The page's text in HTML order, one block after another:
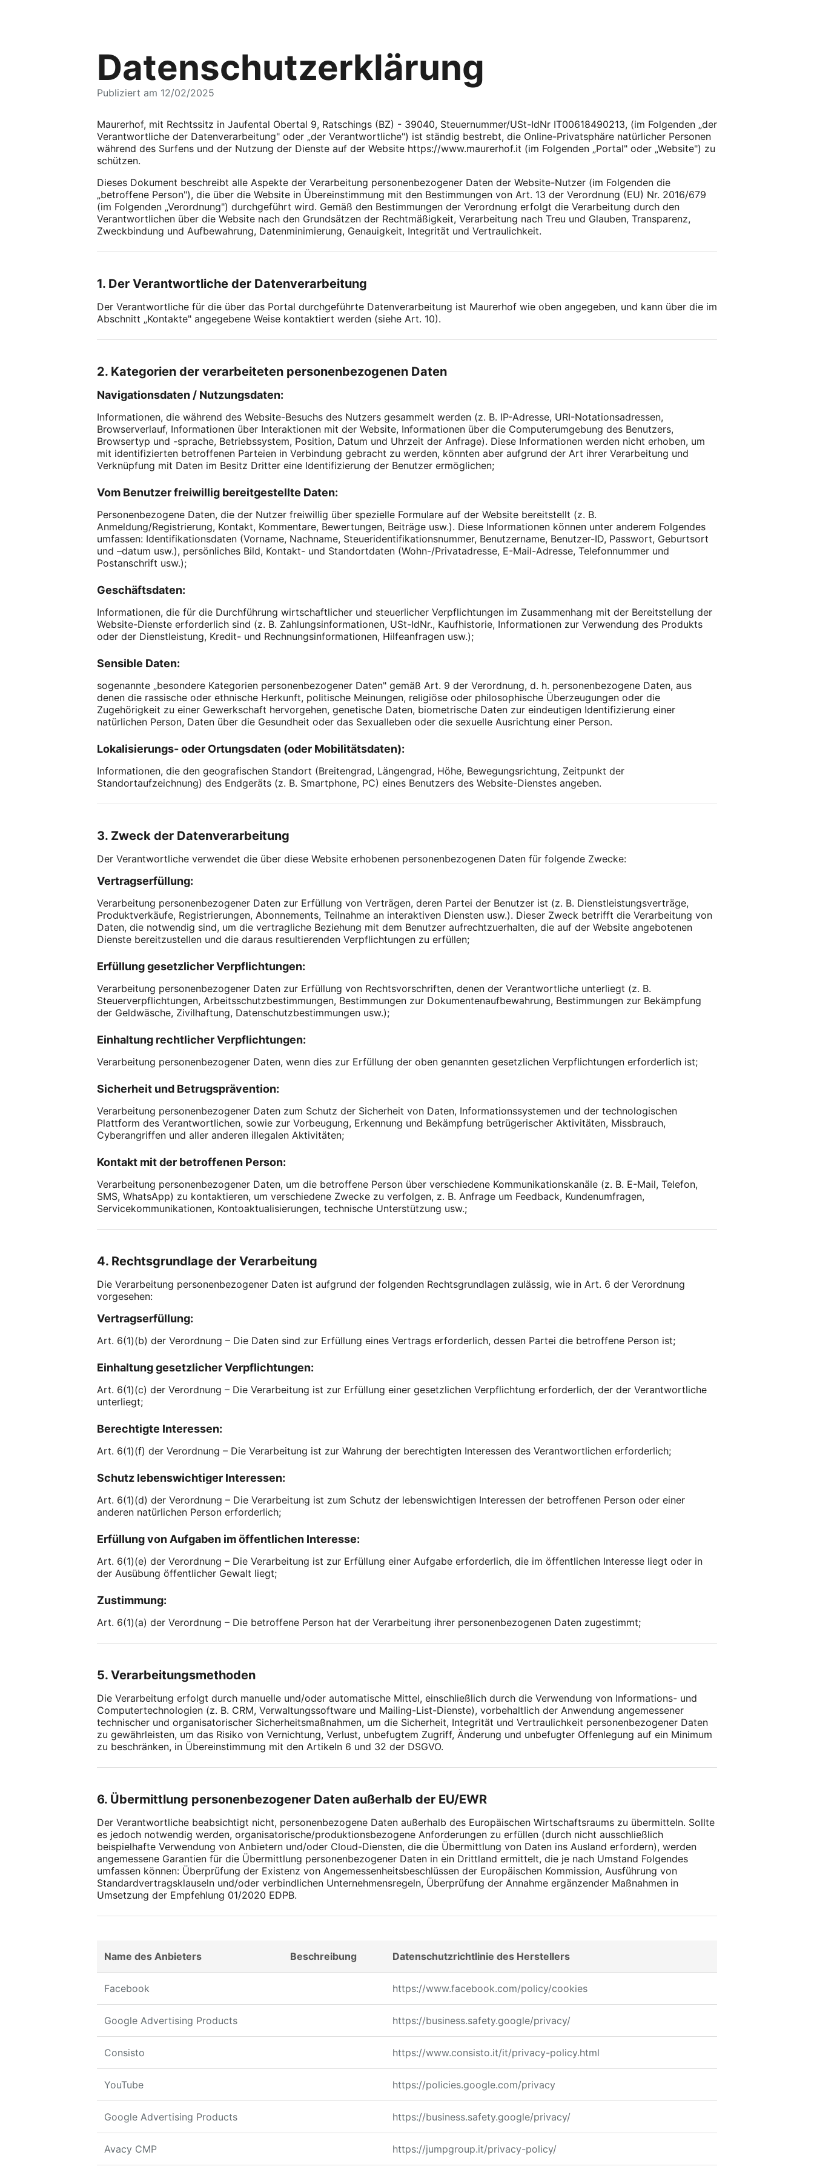
Datenschutzerklärung
Publiziert am 12/02/2025
Maurerhof, mit Rechtssitz in Jaufental Obertal 9, Ratschings (BZ) - 39040, Steuernummer/USt-IdNr IT00618490213, (im Folgenden „der
Verantwortliche der Datenverarbeitung" oder „der Verantwortliche") ist ständig bestrebt, die Online-Privatsphäre natürlicher Personen
während des Surfens und der Nutzung der Dienste auf der Website https://www.maurerhof.it (im Folgenden „Portal" oder „Website") zu
schützen.
Dieses Dokument beschreibt alle Aspekte der Verarbeitung personenbezogener Daten der Website-Nutzer (im Folgenden die
„betroffene Person"), die über die Website in Übereinstimmung mit den Bestimmungen von Art. 13 der Verordnung (EU) Nr. 2016/679
(im Folgenden „Verordnung") durchgeführt wird. Gemäß den Bestimmungen der Verordnung erfolgt die Verarbeitung durch den
Verantwortlichen über die Website nach den Grundsätzen der Rechtmäßigkeit, Verarbeitung nach Treu und Glauben, Transparenz,
Zweckbindung und Aufbewahrung, Datenminimierung, Genauigkeit, Integrität und Vertraulichkeit.
1. Der Verantwortliche der Datenverarbeitung
Der Verantwortliche für die über das Portal durchgeführte Datenverarbeitung ist Maurerhof wie oben angegeben, und kann über die im
Abschnitt „Kontakte" angegebene Weise kontaktiert werden (siehe Art. 10).
2. Kategorien der verarbeiteten personenbezogenen Daten
Navigationsdaten / Nutzungsdaten:
Informationen, die während des Website-Besuchs des Nutzers gesammelt werden (z. B. IP-Adresse, URI-Notationsadressen,
Browserverlauf, Informationen über Interaktionen mit der Website, Informationen über die Computerumgebung des Benutzers,
Browsertyp und -sprache, Betriebssystem, Position, Datum und Uhrzeit der Anfrage). Diese Informationen werden nicht erhoben, um
mit identifizierten betroffenen Parteien in Verbindung gebracht zu werden, könnten aber aufgrund der Art ihrer Verarbeitung und
Verknüpfung mit Daten im Besitz Dritter eine Identifizierung der Benutzer ermöglichen;
Vom Benutzer freiwillig bereitgestellte Daten:
Personenbezogene Daten, die der Nutzer freiwillig über spezielle Formulare auf der Website bereitstellt (z. B.
Anmeldung/Registrierung, Kontakt, Kommentare, Bewertungen, Beiträge usw.). Diese Informationen können unter anderem Folgendes
umfassen: Identifikationsdaten (Vorname, Nachname, Steueridentifikationsnummer, Benutzername, Benutzer-ID, Passwort, Geburtsort
und –datum usw.), persönliches Bild, Kontakt- und Standortdaten (Wohn-/Privatadresse, E-Mail-Adresse, Telefonnummer und
Postanschrift usw.);
Geschäftsdaten:
Informationen, die für die Durchführung wirtschaftlicher und steuerlicher Verpflichtungen im Zusammenhang mit der Bereitstellung der
Website-Dienste erforderlich sind (z. B. Zahlungsinformationen, USt-IdNr., Kaufhistorie, Informationen zur Verwendung des Produkts
oder der Dienstleistung, Kredit- und Rechnungsinformationen, Hilfeanfragen usw.);
Sensible Daten:
sogenannte „besondere Kategorien personenbezogener Daten" gemäß Art. 9 der Verordnung, d. h. personenbezogene Daten, aus
denen die rassische oder ethnische Herkunft, politische Meinungen, religiöse oder philosophische Überzeugungen oder die
Zugehörigkeit zu einer Gewerkschaft hervorgehen, genetische Daten, biometrische Daten zur eindeutigen Identifizierung einer
natürlichen Person, Daten über die Gesundheit oder das Sexualleben oder die sexuelle Ausrichtung einer Person.
Lokalisierungs- oder Ortungsdaten (oder Mobilitätsdaten):
Informationen, die den geografischen Standort (Breitengrad, Längengrad, Höhe, Bewegungsrichtung, Zeitpunkt der
Standortaufzeichnung) des Endgeräts (z. B. Smartphone, PC) eines Benutzers des Website-Dienstes angeben.
3. Zweck der Datenverarbeitung
Der Verantwortliche verwendet die über diese Website erhobenen personenbezogenen Daten für folgende Zwecke:
Vertragserfüllung:
Verarbeitung personenbezogener Daten zur Erfüllung von Verträgen, deren Partei der Benutzer ist (z. B. Dienstleistungsverträge,
Produktverkäufe, Registrierungen, Abonnements, Teilnahme an interaktiven Diensten usw.). Dieser Zweck betrifft die Verarbeitung von
Daten, die notwendig sind, um die vertragliche Beziehung mit dem Benutzer aufrechtzuerhalten, die auf der Website angebotenen
Dienste bereitzustellen und die daraus resultierenden Verpflichtungen zu erfüllen;
Erfüllung gesetzlicher Verpflichtungen:
Verarbeitung personenbezogener Daten zur Erfüllung von Rechtsvorschriften, denen der Verantwortliche unterliegt (z. B.
Steuerverpflichtungen, Arbeitsschutzbestimmungen, Bestimmungen zur Dokumentenaufbewahrung, Bestimmungen zur Bekämpfung
der Geldwäsche, Zivilhaftung, Datenschutzbestimmungen usw.);
Einhaltung rechtlicher Verpflichtungen:
Verarbeitung personenbezogener Daten, wenn dies zur Erfüllung der oben genannten gesetzlichen Verpflichtungen erforderlich ist;
Sicherheit und Betrugsprävention:
Verarbeitung personenbezogener Daten zum Schutz der Sicherheit von Daten, Informationssystemen und der technologischen
Plattform des Verantwortlichen, sowie zur Vorbeugung, Erkennung und Bekämpfung betrügerischer Aktivitäten, Missbrauch,
Cyberangriffen und aller anderen illegalen Aktivitäten;
Kontakt mit der betroffenen Person:
Verarbeitung personenbezogener Daten, um die betroffene Person über verschiedene Kommunikationskanäle (z. B. E-Mail, Telefon,
SMS, WhatsApp) zu kontaktieren, um verschiedene Zwecke zu verfolgen, z. B. Anfrage um Feedback, Kundenumfragen,
Servicekommunikationen, Kontoaktualisierungen, technische Unterstützung usw.;
4. Rechtsgrundlage der Verarbeitung
Die Verarbeitung personenbezogener Daten ist aufgrund der folgenden Rechtsgrundlagen zulässig, wie in Art. 6 der Verordnung
vorgesehen:
Vertragserfüllung:
Art. 6(1)(b) der Verordnung – Die Daten sind zur Erfüllung eines Vertrags erforderlich, dessen Partei die betroffene Person ist;
Einhaltung gesetzlicher Verpflichtungen:
Art. 6(1)(c) der Verordnung – Die Verarbeitung ist zur Erfüllung einer gesetzlichen Verpflichtung erforderlich, der der Verantwortliche
unterliegt;
Berechtigte Interessen:
Art. 6(1)(f) der Verordnung – Die Verarbeitung ist zur Wahrung der berechtigten Interessen des Verantwortlichen erforderlich;
Schutz lebenswichtiger Interessen:
Art. 6(1)(d) der Verordnung – Die Verarbeitung ist zum Schutz der lebenswichtigen Interessen der betroffenen Person oder einer
anderen natürlichen Person erforderlich;
Erfüllung von Aufgaben im öffentlichen Interesse:
Art. 6(1)(e) der Verordnung – Die Verarbeitung ist zur Erfüllung einer Aufgabe erforderlich, die im öffentlichen Interesse liegt oder in
der Ausübung öffentlicher Gewalt liegt;
Zustimmung:
Art. 6(1)(a) der Verordnung – Die betroffene Person hat der Verarbeitung ihrer personenbezogenen Daten zugestimmt;
5. Verarbeitungsmethoden
Die Verarbeitung erfolgt durch manuelle und/oder automatische Mittel, einschließlich durch die Verwendung von Informations- und
Computertechnologien (z. B. CRM, Verwaltungssoftware und Mailing-List-Dienste), vorbehaltlich der Anwendung angemessener
technischer und organisatorischer Sicherheitsmaßnahmen, um die Sicherheit, Integrität und Vertraulichkeit personenbezogener Daten
zu gewährleisten, um das Risiko von Vernichtung, Verlust, unbefugtem Zugriff, Änderung und unbefugter Offenlegung auf ein Minimum
zu beschränken, in Übereinstimmung mit den Artikeln 6 und 32 der DSGVO.
6. Übermittlung personenbezogener Daten außerhalb der EU/EWR
Der Verantwortliche beabsichtigt nicht, personenbezogene Daten außerhalb des Europäischen Wirtschaftsraums zu übermitteln. Sollte
es jedoch notwendig werden, organisatorische/produktionsbezogene Anforderungen zu erfüllen (durch nicht ausschließlich
beispielhafte Verwendung von Anbietern und/oder Cloud-Diensten, die die Übermittlung von Daten ins Ausland erfordern), werden
angemessene Garantien für die Übermittlung personenbezogener Daten in ein Drittland ermittelt, die je nach Umstand Folgendes
umfassen können: Überprüfung der Existenz von Angemessenheitsbeschlüssen der Europäischen Kommission, Ausführung von
Standardvertragsklauseln und/oder verbindlichen Unternehmensregeln, Überprüfung der Annahme ergänzender Maßnahmen in
Umsetzung der Empfehlung 01/2020 EDPB.
Name des Anbieters Beschreibung Datenschutzrichtlinie des Herstellers
Facebook https://www.facebook.com/policy/cookies
Google Advertising Products https://business.safety.google/privacy/
Consisto https://www.consisto.it/it/privacy-policy.html
YouTube https://policies.google.com/privacy
Google Advertising Products https://business.safety.google/privacy/
Avacy CMP https://jumpgroup.it/privacy-policy/